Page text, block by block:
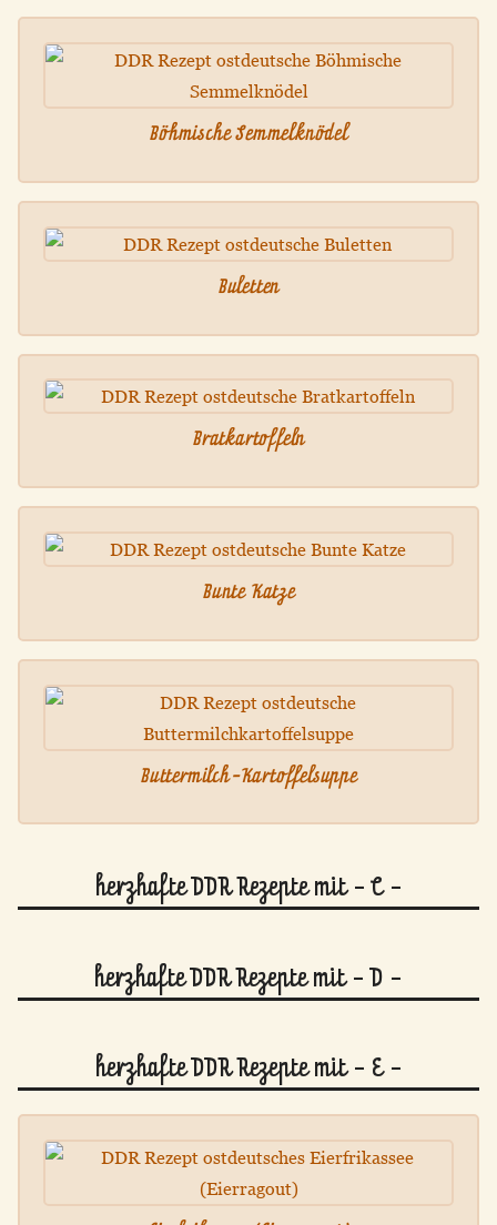
Böhmische Semmelknödel
Buletten
Bratkartoffeln
Bunte Katze
Buttermilch-Kartoffelsuppe
herzhafte DDR Rezepte mit - C -
herzhafte DDR Rezepte mit - D -
herzhafte DDR Rezepte mit - E -